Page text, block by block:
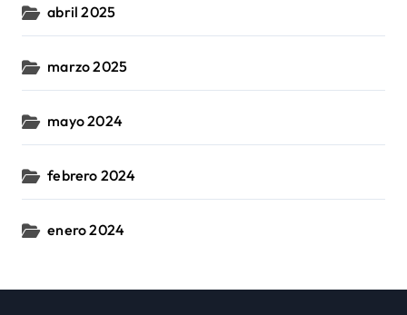
abril 2025
marzo 2025
mayo 2024
febrero 2024
enero 2024